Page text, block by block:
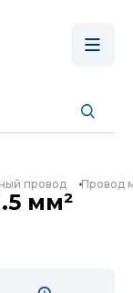
провод Провод
мм²